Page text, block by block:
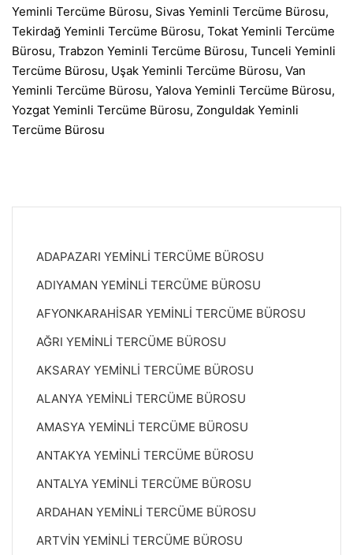
Yeminli Tercüme Bürosu, Sivas Yeminli Tercüme Bürosu,
Tekirdağ Yeminli Tercüme Bürosu, Tokat Yeminli Tercüme
Bürosu, Trabzon Yeminli Tercüme Bürosu, Tunceli Yeminli
Tercüme Bürosu, Uşak Yeminli Tercüme Bürosu, Van
Yeminli Tercüme Bürosu, Yalova Yeminli Tercüme Bürosu,
Yozgat Yeminli Tercüme Bürosu, Zonguldak Yeminli
Tercüme Bürosu
ADAPAZARI YEMİNLİ TERCÜME BÜROSU
ADIYAMAN YEMİNLİ TERCÜME BÜROSU
AFYONKARAHİSAR YEMİNLİ TERCÜME BÜROSU
AĞRI YEMİNLİ TERCÜME BÜROSU
AKSARAY YEMİNLİ TERCÜME BÜROSU
ALANYA YEMİNLİ TERCÜME BÜROSU
AMASYA YEMİNLİ TERCÜME BÜROSU
ANTAKYA YEMİNLİ TERCÜME BÜROSU
ANTALYA YEMİNLİ TERCÜME BÜROSU
ARDAHAN YEMİNLİ TERCÜME BÜROSU
ARTVİN YEMİNLİ TERCÜME BÜROSU